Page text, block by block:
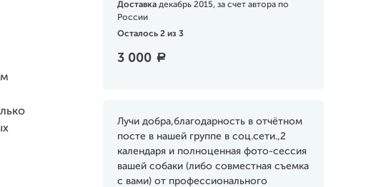
Доставка декабрь 2015, за счет автора по
России
Осталось 2 из 3
3 000 a
Лучи добра,благодарность в отчётном
посте в нашей группе в соц.сети.,2
календаря и полноценная фото-сессия
вашей собаки (либо совместная съемка
с вами) от профессионального